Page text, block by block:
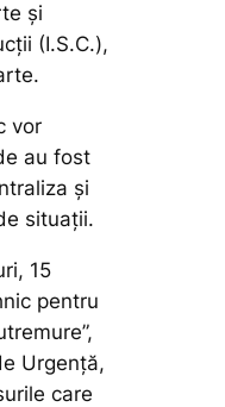
și
(I.S.C.),
vor
au fost
și
situații.
15
pentru
Urgență,
care